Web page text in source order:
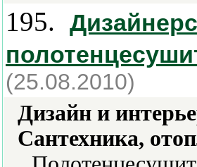
195.
(25.08.2010)
Дизайн и
Сантехника,